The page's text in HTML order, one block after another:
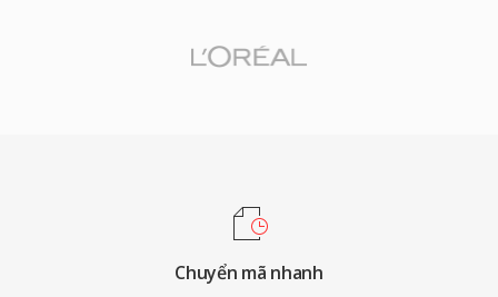
kẽ, phù hợp với cả phong cách quay điện ảnh
trên phương tiện đĩa tương thích. Phiên bản
progressive 1080/60p và video 3D
Chuyển mã nhanh